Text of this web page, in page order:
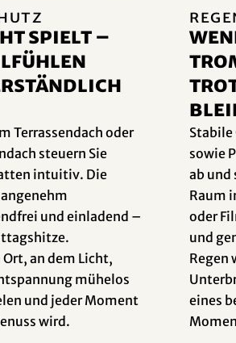
spielt –
Terrassendach oder
steuern Sie
intuitiv. Die
und einladend –
an dem Licht,
mühelos
und jeder Moment
wird.
sowie
ab und
Raum
oder
und
Regen
eines